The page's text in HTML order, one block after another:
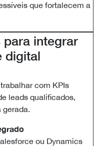
que fortalecem a
integrar
digital
com KPIs
leads qualificados,
gerada.
ou Dynamics